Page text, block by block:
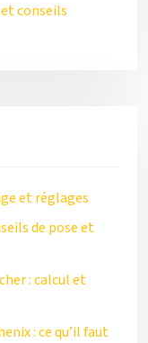
conseils
et réglages
de pose et
: calcul et
: ce qu’il faut